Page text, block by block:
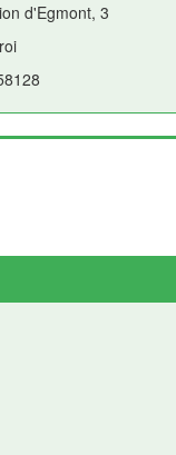
d'Egmont, 3